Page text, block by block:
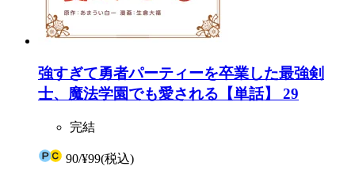
強すぎて勇者パーティーを卒業した最強剣
士、魔法学園でも愛される【単話】 29
完結
90/¥99(税込)